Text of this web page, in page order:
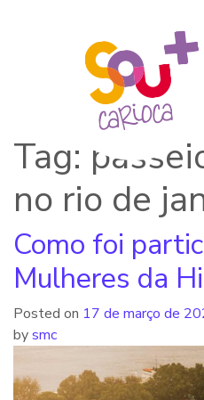
Tag:
no rio de
Como foi
Mulheres da
Posted on 17 de março de
bysmc